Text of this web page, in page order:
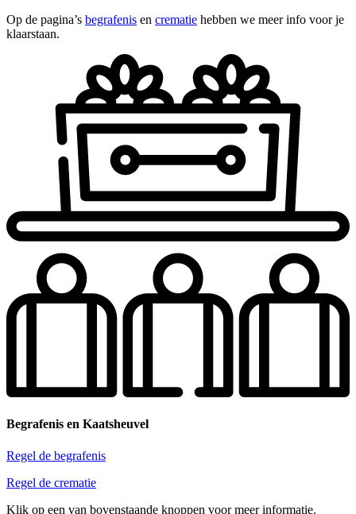
Op de pagina’s begrafenis en crematie hebben we meer info voor je
klaarstaan.
Begrafenis en Kaatsheuvel
Regel de begrafenis
Regel de crematie
Klik op een van bovenstaande knoppen voor meer informatie.